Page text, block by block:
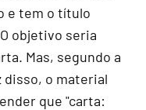
e tem o título
objetivo seria
Mas, segundo a
disso, o material
que "carta: